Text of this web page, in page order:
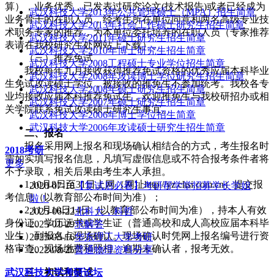
算），业务优秀，已发表过研究论文(技术报告)或者已经成为
业务骨干的在职人员，经考生所在单位同意和两名高级专业技
术职务专家的推荐，为本单位委托培养的在职人员（专家推荐
表请在我校研究生处网站上下载）。
（三）推荐免试
我校每年九月接收获得推荐免试资格的优秀应届本科毕业
生免试攻读硕士学位，被接收的推免生不参加统考。我校各专
业均接收应届本科推荐免试生，欢迎推免生与我校研招办或相
关学院联系免试攻读硕士研究生事宜。
二、报名
报名采用网上报名和现场确认相结合的方式，考生报名时
需如实填写报名信息，凡填写虚假信息或不符合报考条件者将
不予录取，相关后果由考生本人承担。
1.10月8日至31日上网（网址http://yz.chsi.com.cn）提交报
考信息（以教育部公布时间为准）；
2.11月10日14日（以教育部公布时间为准），持本人有效
身份证、学历证书或学生证（普通高校和成人高校应届本科毕
业生）到报名点现场确认。现场确认时凭网上报名编号进行资
格审查、现场缴费和照相。逾期未确认者，报考无效。
三、初试和复试
武汉科技大学2013年公共管理硕士（MPA）招生简章
武汉科技大学2013年社会工作硕士研究生招生简章
武汉科技大学2011年硕士研究生招生简章
武汉科技大学2010年博士研究生招生简章
武汉科技大学2008工程硕士专业学位招生简章
武汉科技大学2008年攻读博士学位研究生招生简章
武汉科技大学2008年硕士研究生招生简章
武汉科技大学2007年硕士研究生招生简章
武汉科技大学2006年博士学位招生简章
武汉科技大学2006年攻读硕士研究生招生简章
2018考研
更多
2020-07-18【复试后必看】考研帮学堂招募学长学姐
啦！
2025-06-22北科大，科哲
2025-01-29求解答
2023-03-16华东理工大学考研
2022-08-25普通物理资料分享
武汉科技大学考研论坛